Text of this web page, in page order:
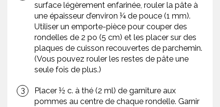
surface légèrement enfarinée, rouler la pâte à
une épaisseur d’environ ¼ de pouce (1 mm).
Utiliser un emporte-pièce pour couper des
rondelles de 2 po (5 cm) et les placer sur des
plaques de cuisson recouvertes de parchemin.
(Vous pouvez rouler les restes de pâte une
seule fois de plus.)
Placer ½ c. à thé (2 ml) de garniture aux
pommes au centre de chaque rondelle. Garnir